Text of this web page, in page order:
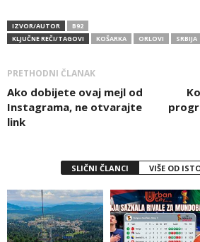
IZVOR/AUTOR
B92
KLJUČNE REČI/TAGOVI
KOŠARKA ORLOVI SRBIJA
PRETHODNI ČLANAK
Ako dobijete ovaj mejl od
Instagrama, ne otvarajte
link
SLIČNI ČLANCI VIŠE OD